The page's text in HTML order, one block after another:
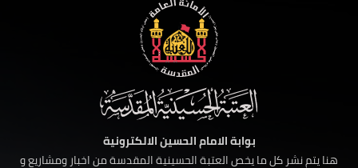
بوابة الامام الحسين الالكترونية
هنا يتم نشر كل ما يخص العتبة الحسينية المقدسة من اخبار ومشاريع و